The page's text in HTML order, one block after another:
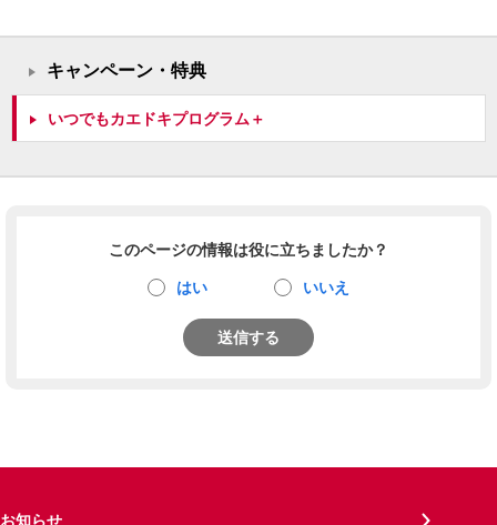
キャンペーン・特典
いつでもカエドキプログラム＋
このページの情報は役に立ちましたか？
はい いいえ
送信する
お知らせ